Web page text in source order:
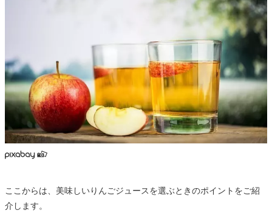
ここからは、美味しいりんごジュースを選ぶときのポイントをご紹
介します。